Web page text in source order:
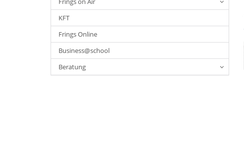
KFT
Frings Online
Business@school
Beratung